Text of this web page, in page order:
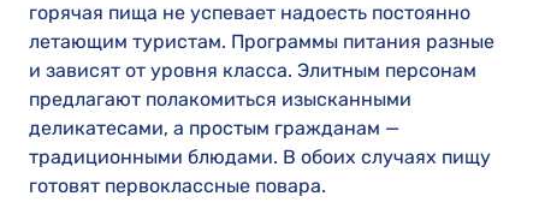
горячая пища не успевает надоесть постоянно
летающим туристам. Программы питания разные
и зависят от уровня класса. Элитным персонам
предлагают полакомиться изысканными
деликатесами, а простым гражданам —
традиционными блюдами. В обоих случаях пищу
готовят первоклассные повара.